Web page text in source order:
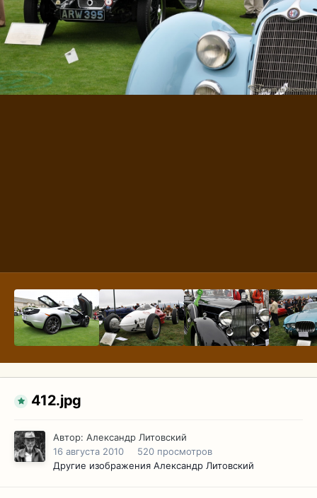
412.jpg
Автор: Александр Литовский
16 августа 2010
520 просмотров
Другие изображения Александр Литовский